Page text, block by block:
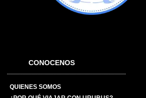
CONOCENOS
QUIENES SOMOS